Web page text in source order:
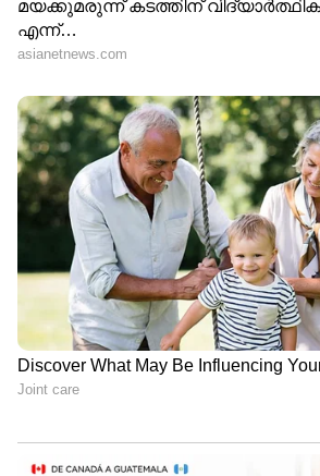
മാനസികമായി
ചെയ്തിരുന്നു. കാരണം
ശോഭനമായിരുന്നില്ല.
പന്ത് പോലും കൈമാറാൻ
എത്രയോ സന്ദര്‍ഭങ്ങള്‍ ഈ
കണ്ടു. കരഞ്ഞുകൊണ്ട്
നെയ്മര്‍ മൈതാനത്തെ സ്ഥിരം
ഏറ്റവും ഒടുവിലായി സംഭവിച്ച
വിവാദം പോലും. അതും
സംഘത്തെ
മുൻപുള്ള ദിവസം. ലീഗില്‍
സാന്റോസിനെ രക്ഷിക്കാനും